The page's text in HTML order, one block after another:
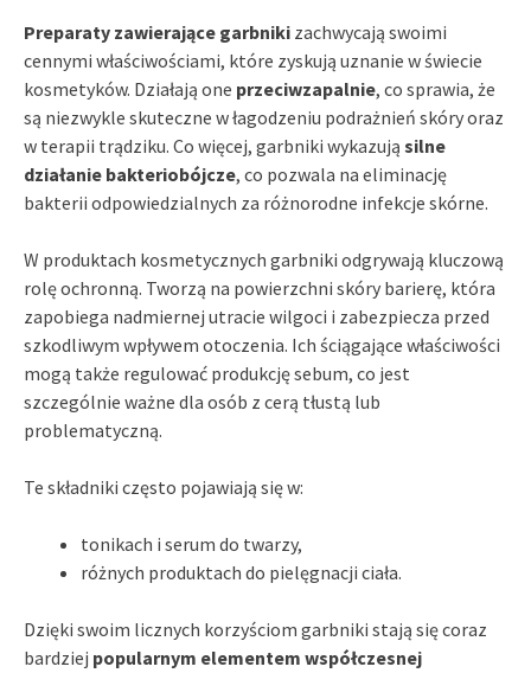
Preparaty zawierające garbniki zachwycają swoimi
cennymi właściwościami, które zyskują uznanie w świecie
kosmetyków. Działają one przeciwzapalnie, co sprawia, że
są niezwykle skuteczne w łagodzeniu podrażnień skóry oraz
w terapii trądziku. Co więcej, garbniki wykazują silne
działanie bakteriobójcze, co pozwala na eliminację
bakterii odpowiedzialnych za różnorodne infekcje skórne.
W produktach kosmetycznych garbniki odgrywają kluczową
rolę ochronną. Tworzą na powierzchni skóry barierę, która
zapobiega nadmiernej utracie wilgoci i zabezpiecza przed
szkodliwym wpływem otoczenia. Ich ściągające właściwości
mogą także regulować produkcję sebum, co jest
szczególnie ważne dla osób z cerą tłustą lub
problematyczną.
Te składniki często pojawiają się w:
tonikach i serum do twarzy,
różnych produktach do pielęgnacji ciała.
Dzięki swoim licznych korzyściom garbniki stają się coraz
bardziej popularnym elementem współczesnej